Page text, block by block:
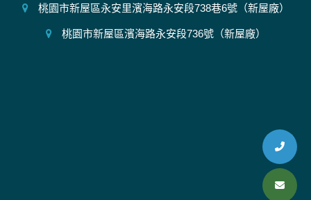
桃園市新屋區永安里濱海路永安段738巷6號（新屋廠）
桃園市新屋區濱海路永安段736號（新屋廠）